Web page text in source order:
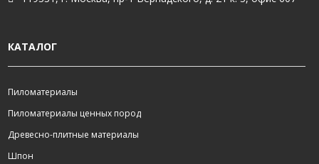
КАТАЛОГ
Пиломатериалы
Пиломатериалы ценных пород
Древесно-плитные материалы
Шпон